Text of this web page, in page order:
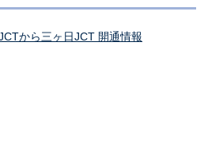
から三ヶ日JCT 開通情報